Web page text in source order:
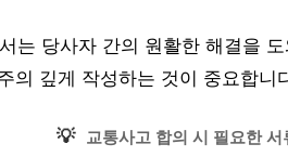
는 당사자 간의 원활한 해결을
의 깊게 작성하는 것이 중요합니
💡 교통사고 합의 시 필요한